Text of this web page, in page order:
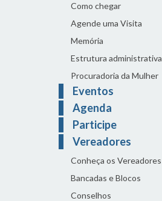
Como chegar
Agende uma Visita
Memória
Estrutura administrativa
Procuradoria da Mulher
Eventos
Agenda
Participe
Vereadores
Conheça os Vereadores
Bancadas e Blocos
Conselhos